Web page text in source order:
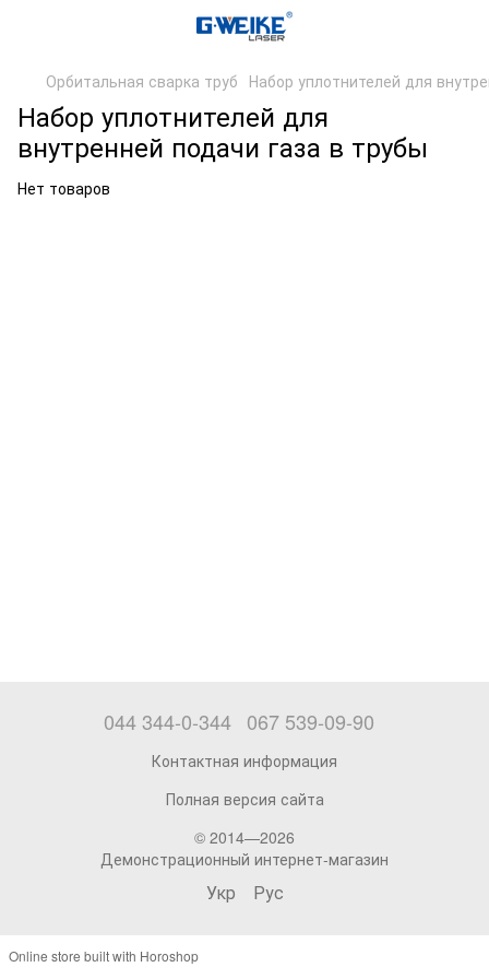
Орбитальная сварка труб Набор уплотнителей для
Набор уплотнителей для
внутренней подачи газа в трубы
Нет товаров
044 344-0-344 067 539-09-90
Контактная информация
Полная версия сайта
© 2014—2026
Демонстрационный интернет-магазин
Укр Рус
Online store built with Horoshop